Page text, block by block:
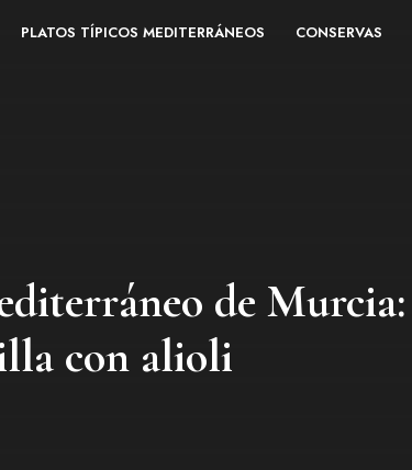
PLATOS TÍPICOS MEDITERRÁNEOS CONSERVAS
de Murcia:
con alioli